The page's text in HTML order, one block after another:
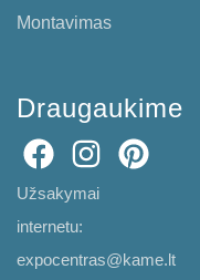
Montavimas
Draugaukime
Užsakymai
internetu:
expocentras@kame.lt